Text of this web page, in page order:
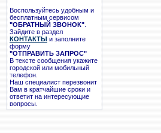
Воспользуйтесь удобным и
бесплатным сервисом
"ОБРАТНЫЙ ЗВОНОК"
Зайдите в раздел
КОНТАКТЫ и заполните
форму
"ОТПРАВИТЬ ЗАПРОС"
В тексте сообщения укажите
городской или мобильный
телефон.
Наш специалист перезвонит
Вам в кратчайшие сроки и
ответит на интересующие
вопросы.